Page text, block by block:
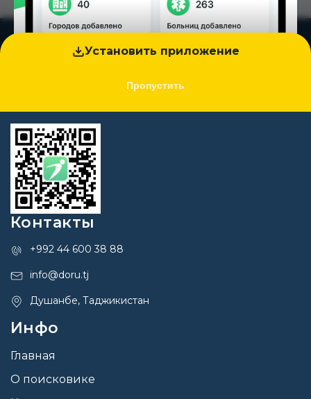
Установить приложение
Пропустить
Контакты
+992 44 600 38 88
info@doru.tj
Душанбе, Таджикистан
Инфо
Главная
О поисковике